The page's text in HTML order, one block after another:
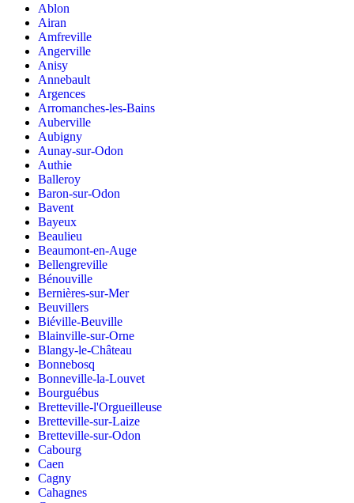
Ablon
Airan
Amfreville
Angerville
Anisy
Annebault
Argences
Arromanches-les-Bains
Auberville
Aubigny
Aunay-sur-Odon
Authie
Balleroy
Baron-sur-Odon
Bavent
Bayeux
Beaulieu
Beaumont-en-Auge
Bellengreville
Bénouville
Bernières-sur-Mer
Beuvillers
Biéville-Beuville
Blainville-sur-Orne
Blangy-le-Château
Bonnebosq
Bonneville-la-Louvet
Bourguébus
Bretteville-l'Orgueilleuse
Bretteville-sur-Laize
Bretteville-sur-Odon
Cabourg
Caen
Cagny
Cahagnes